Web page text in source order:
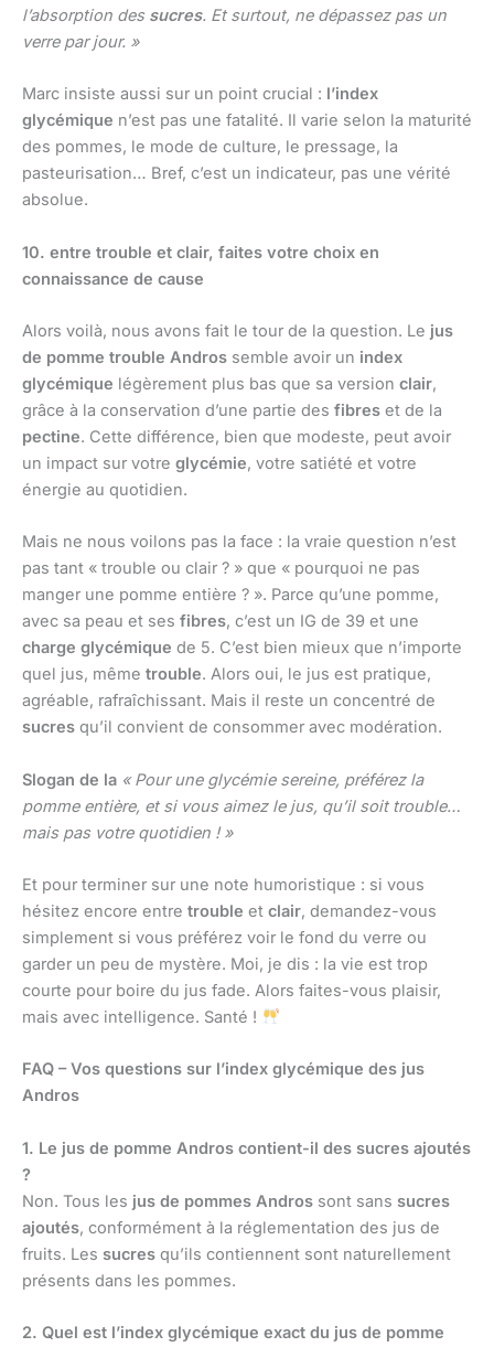
l’absorption des sucres. Et surtout, ne dépassez pas un
verre par jour. »
Marc insiste aussi sur un point crucial : l’index
glycémique n’est pas une fatalité. Il varie selon la maturité
des pommes, le mode de culture, le pressage, la
pasteurisation… Bref, c’est un indicateur, pas une vérité
absolue.
10. entre trouble et clair, faites votre choix en
connaissance de cause
Alors voilà, nous avons fait le tour de la question. Le jus
de pomme trouble Andros semble avoir un index
glycémique légèrement plus bas que sa version clair,
grâce à la conservation d’une partie des fibres et de la
pectine. Cette différence, bien que modeste, peut avoir
un impact sur votre glycémie, votre satiété et votre
énergie au quotidien.
Mais ne nous voilons pas la face : la vraie question n’est
pas tant « trouble ou clair ? » que « pourquoi ne pas
manger une pomme entière ? ». Parce qu’une pomme,
avec sa peau et ses fibres, c’est un IG de 39 et une
charge glycémique de 5. C’est bien mieux que n’importe
quel jus, même trouble. Alors oui, le jus est pratique,
agréable, rafraîchissant. Mais il reste un concentré de
sucres qu’il convient de consommer avec modération.
Slogan de la « Pour une glycémie sereine, préférez la
pomme entière, et si vous aimez le jus, qu’il soit trouble…
mais pas votre quotidien ! »
Et pour terminer sur une note humoristique : si vous
hésitez encore entre trouble et clair, demandez-vous
simplement si vous préférez voir le fond du verre ou
garder un peu de mystère. Moi, je dis : la vie est trop
courte pour boire du jus fade. Alors faites-vous plaisir,
mais avec intelligence. Santé !
FAQ – Vos questions sur l’index glycémique des jus
Andros
1. Le jus de pomme Andros contient-il des sucres ajoutés
?
Non. Tous les jus de pommes Andros sont sans sucres
ajoutés, conformément à la réglementation des jus de
fruits. Les sucres qu’ils contiennent sont naturellement
présents dans les pommes.
2. Quel est l’index glycémique exact du jus de pomme